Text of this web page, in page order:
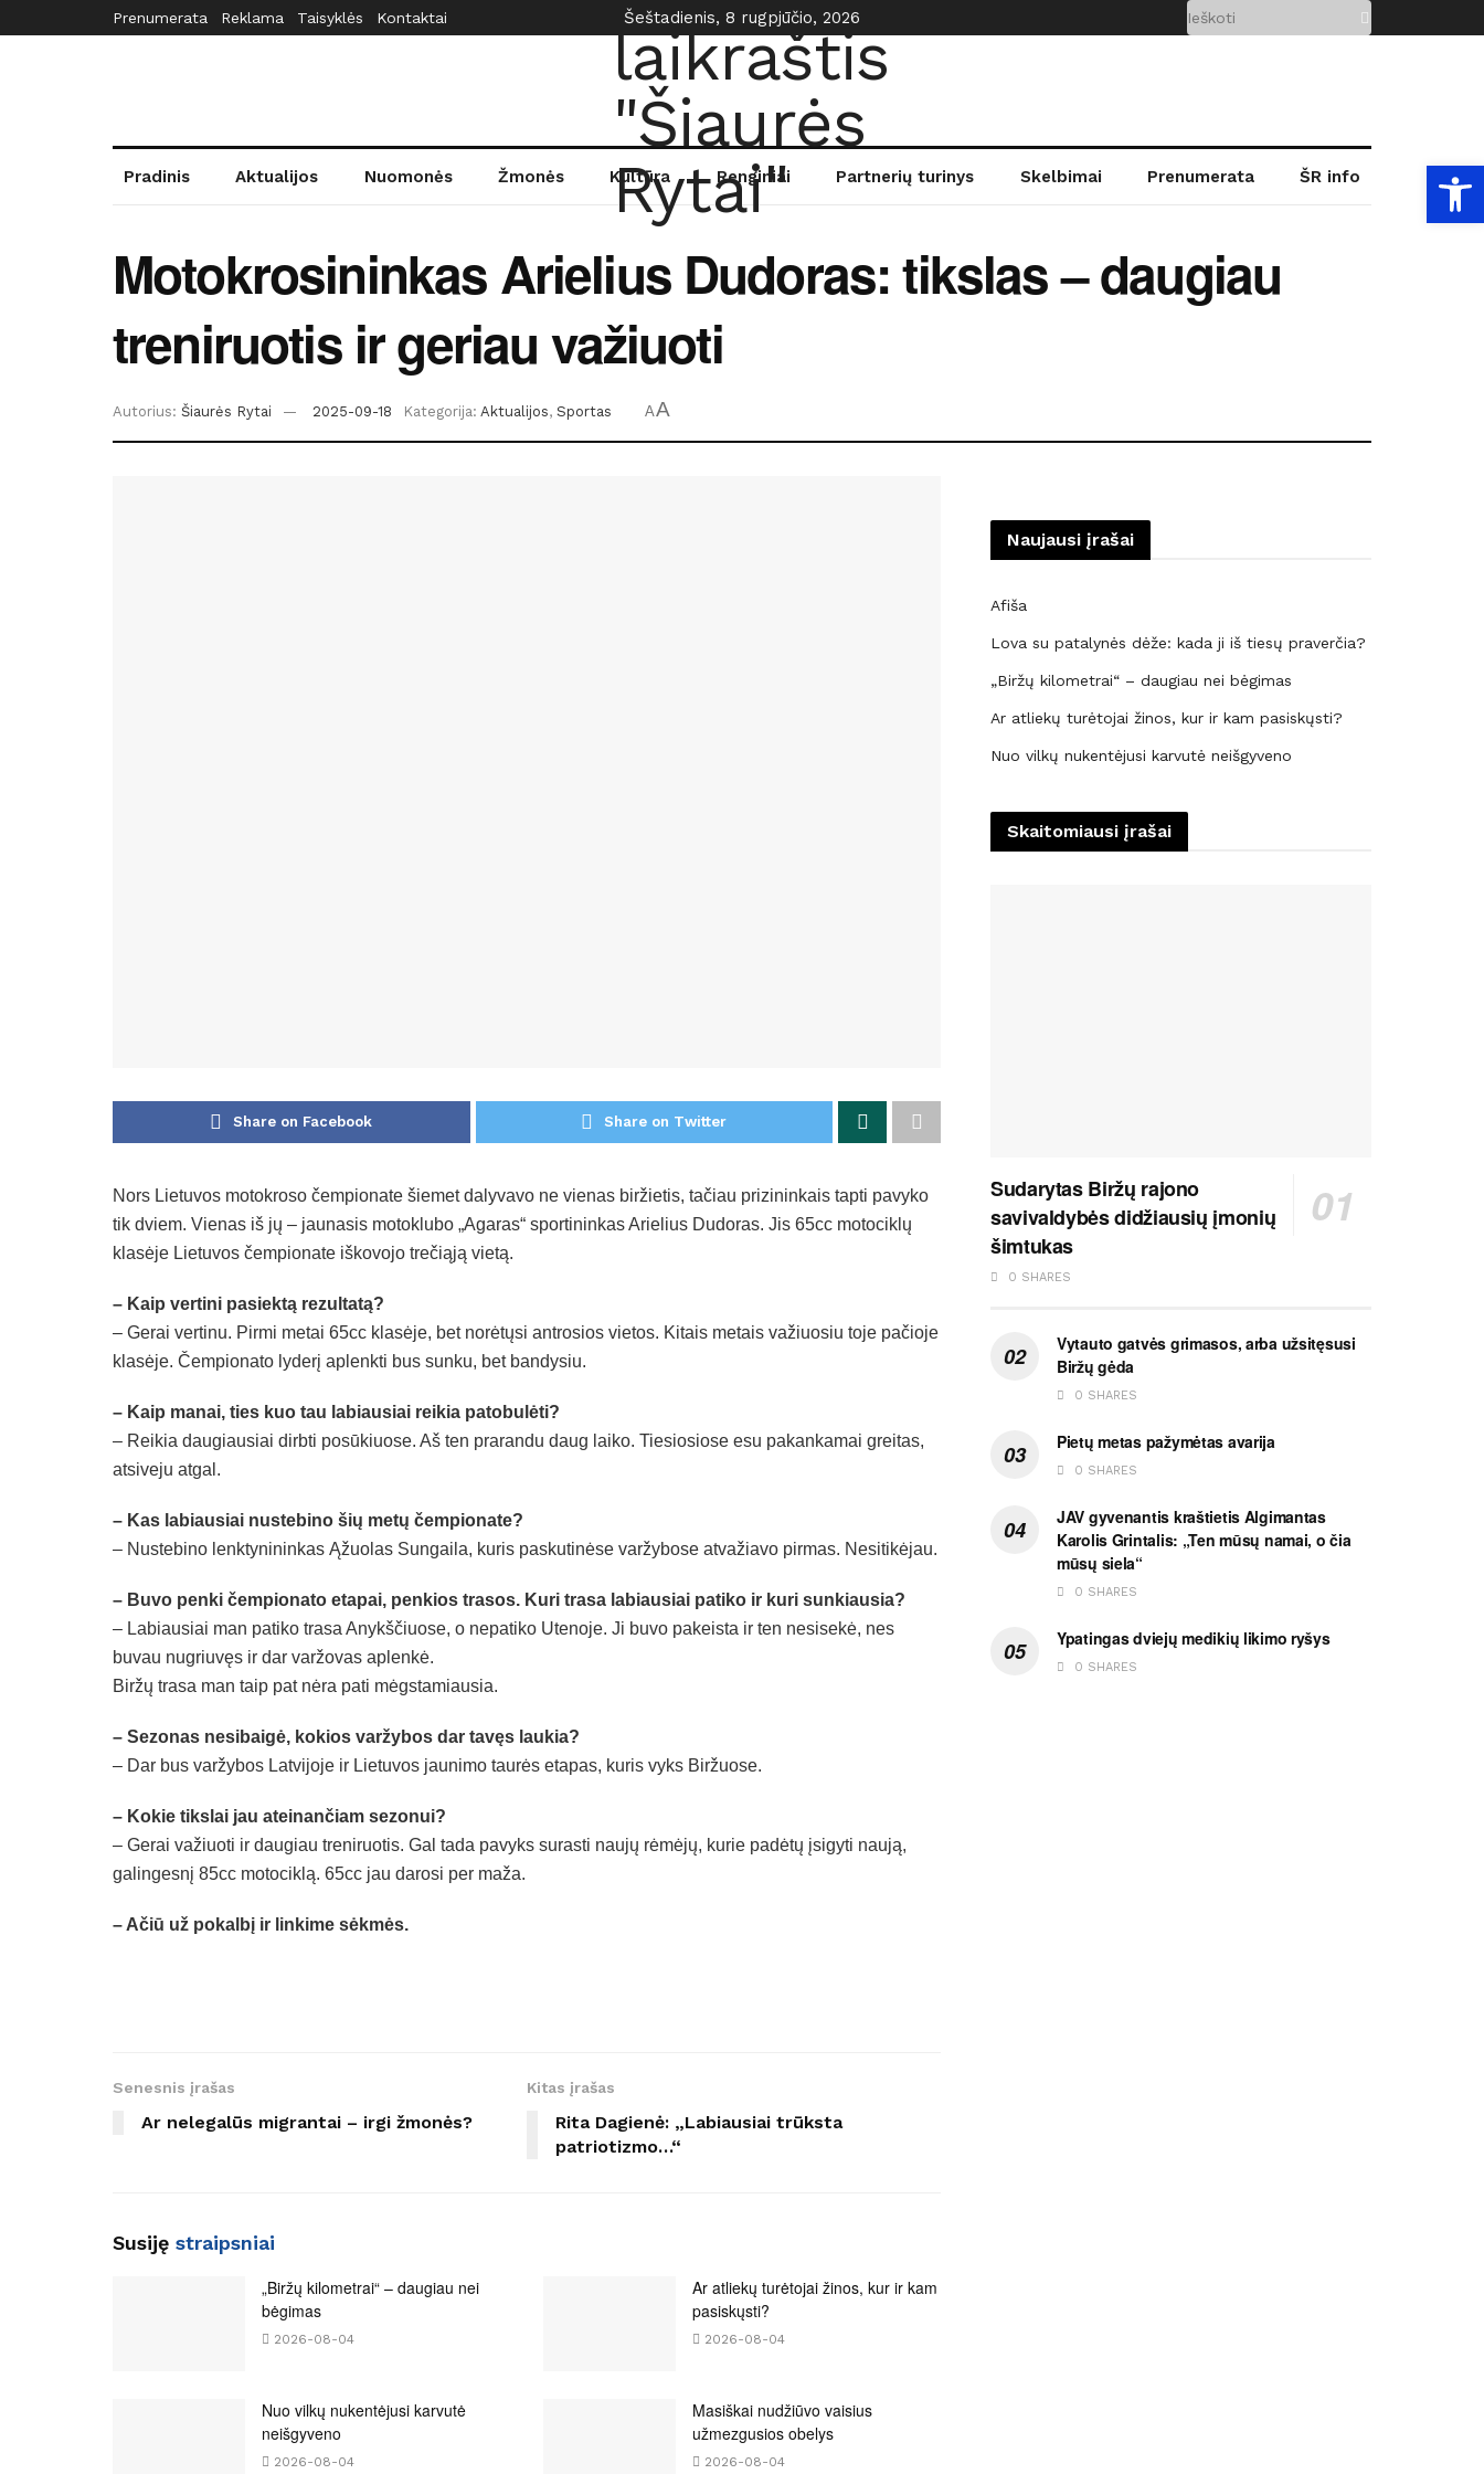
Prenumerata Reklama Taisyklės Kontaktai Šeštadienis, 8 rugpjūčio, 2026
Pradinis Aktualijos Nuomonės Žmonės Kultūra Renginiai Partnerių turinys Skelbimai Prenumerata ŠR info
Motokrosininkas Arielius Dudoras: tikslas – daugiau
treniruotis ir geriau važiuoti
Autorius: Šiaurės Rytai 2025-09-18 Kategorija: Aktualijos, Sportas AA
Share on Facebook Share on Twitter
Nors Lietuvos motokroso čempionate šiemet dalyvavo ne vienas biržietis, tačiau prizininkais tapti pavyko
tik dviem. Vienas iš jų – jaunasis motoklubo „Agaras“ sportininkas Arielius Dudoras. Jis 65cc motociklų
klasėje Lietuvos čempionate iškovojo trečiąją vietą.
– Kaip vertini pasiektą rezultatą?
– Gerai vertinu. Pirmi metai 65cc klasėje, bet norėtųsi antrosios vietos. Kitais metais važiuosiu toje pačioje
klasėje. Čempionato lyderį aplenkti bus sunku, bet bandysiu.
– Kaip manai, ties kuo tau labiausiai reikia patobulėti?
– Reikia daugiausiai dirbti posūkiuose. Aš ten prarandu daug laiko. Tiesiosiose esu pakankamai greitas,
atsiveju atgal.
– Kas labiausiai nustebino šių metų čempionate?
– Nustebino lenktynininkas Ąžuolas Sungaila, kuris paskutinėse varžybose atvažiavo pirmas. Nesitikėjau.
– Buvo penki čempionato etapai, penkios trasos. Kuri trasa labiausiai patiko ir kuri sunkiausia?
– Labiausiai man patiko trasa Anykščiuose, o nepatiko Utenoje. Ji buvo pakeista ir ten nesisekė, nes
buvau nugriuvęs ir dar varžovas aplenkė.
Biržų trasa man taip pat nėra pati mėgstamiausia.
– Sezonas nesibaigė, kokios varžybos dar tavęs laukia?
– Dar bus varžybos Latvijoje ir Lietuvos jaunimo taurės etapas, kuris vyks Biržuose.
– Kokie tikslai jau ateinančiam sezonui?
– Gerai važiuoti ir daugiau treniruotis. Gal tada pavyks surasti naujų rėmėjų, kurie padėtų įsigyti naują,
galingesnį 85cc motociklą. 65cc jau darosi per maža.
– Ačiū už pokalbį ir linkime sėkmės.
Senesnis įrašas
Ar nelegalūs migrantai – irgi žmonės?
Kitas įrašas
Rita Dagienė: „Labiausiai trūksta
patriotizmo…“
Susiję straipsniai
„Biržų kilometrai“ – daugiau nei
bėgimas
2026-08-04
Ar atliekų turėtojai žinos, kur ir kam
pasiskųsti?
2026-08-04
Nuo vilkų nukentėjusi karvutė
neišgyveno
2026-08-04
Masiškai nudžiūvo vaisius
užmezgusios obelys
2026-08-04
Naujausi įrašai
Afiša
Lova su patalynės dėže: kada ji iš tiesų praverčia?
„Biržų kilometrai“ – daugiau nei bėgimas
Ar atliekų turėtojai žinos, kur ir kam pasiskųsti?
Nuo vilkų nukentėjusi karvutė neišgyveno
Skaitomiausi įrašai
Sudarytas Biržų rajono
savivaldybės didžiausių įmonių
šimtukas
0 SHARES
Vytauto gatvės grimasos, arba užsitęsusi
Biržų gėda
0 SHARES
Pietų metas pažymėtas avarija
0 SHARES
JAV gyvenantis kraštietis Algimantas
Karolis Grintalis: „Ten mūsų namai, o čia
mūsų siela“
0 SHARES
Ypatingas dviejų medikių likimo ryšys
0 SHARES